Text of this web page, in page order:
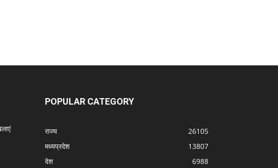
POPULAR CATEGORY
राज्‍य
26105
मध्यप्रदेश
13807
देश
6988